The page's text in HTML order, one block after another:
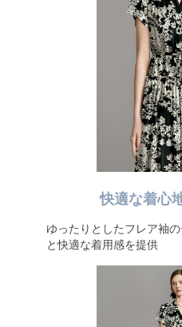
快適な着心
ゆったりとしたフレア袖
と快適な着用感を提供